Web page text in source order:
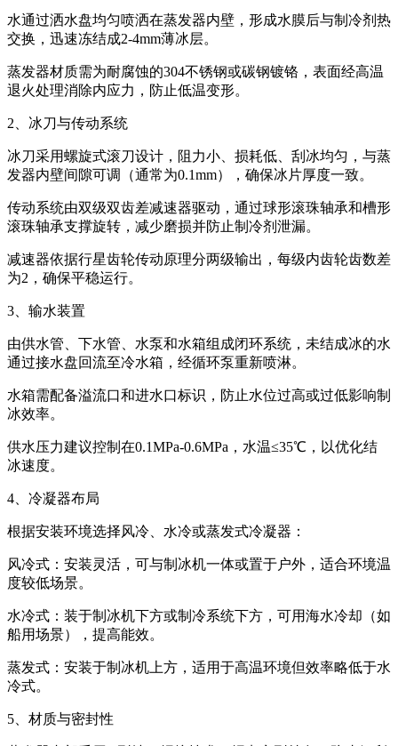
水通过洒水盘均匀喷洒在蒸发器内壁，形成水膜后与制冷剂热
交换，迅速冻结成2-4mm薄冰层。
蒸发器材质需为耐腐蚀的304不锈钢或碳钢镀铬，表面经高温
退火处理消除内应力，防止低温变形。
2、冰刀与传动系统
冰刀采用螺旋式滚刀设计，阻力小、损耗低、刮冰均匀，与蒸
发器内壁间隙可调（通常为0.1mm），确保冰片厚度一致。
传动系统由双级双齿差减速器驱动，通过球形滚珠轴承和槽形
滚珠轴承支撑旋转，减少磨损并防止制冷剂泄漏。
减速器依据行星齿轮传动原理分两级输出，每级内齿轮齿数差
为2，确保平稳运行。
3、输水装置
由供水管、下水管、水泵和水箱组成闭环系统，未结成冰的水
通过接水盘回流至冷水箱，经循环泵重新喷淋。
水箱需配备溢流口和进水口标识，防止水位过高或过低影响制
冰效率。
供水压力建议控制在0.1MPa-0.6MPa，水温≤35℃，以优化结
冰速度。
4、冷凝器布局
根据安装环境选择风冷、水冷或蒸发式冷凝器：
风冷式：安装灵活，可与制冰机一体或置于户外，适合环境温
度较低场景。
水冷式：装于制冰机下方或制冷系统下方，可用海水冷却（如
船用场景），提高能效。
蒸发式：安装于制冰机上方，适用于高温环境但效率略低于水
冷式。
5、材质与密封性